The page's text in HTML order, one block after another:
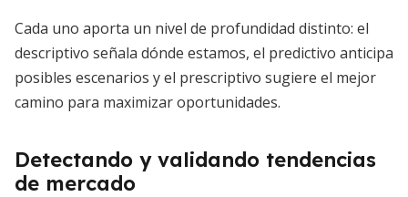
Cada uno aporta un nivel de profundidad distinto: el
descriptivo señala dónde estamos, el predictivo anticipa
posibles escenarios y el prescriptivo sugiere el mejor
camino para maximizar oportunidades.
Detectando y validando tendencias
de mercado